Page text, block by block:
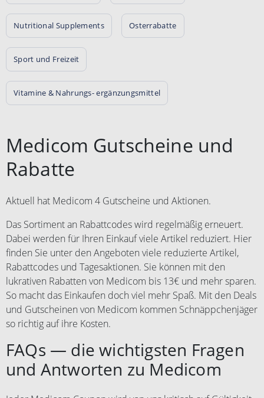
Nutritional Supplements Osterrabatte
Sport und Freizeit
Vitamine & Nahrungs- ergänzungsmittel
Medicom Gutscheine und
Rabatte
Aktuell hat Medicom 4 Gutscheine und Aktionen.
Das Sortiment an Rabattcodes wird regelmäßig erneuert.
Dabei werden für Ihren Einkauf viele Artikel reduziert. Hier
finden Sie unter den Angeboten viele reduzierte Artikel,
Rabattcodes und Tagesaktionen. Sie können mit den
lukrativen Rabatten von Medicom bis 13€ und mehr sparen.
So macht das Einkaufen doch viel mehr Spaß. Mit den Deals
und Gutscheinen von Medicom kommen Schnäppchenjäger
so richtig auf ihre Kosten.
FAQs — die wichtigsten Fragen
und Antworten zu Medicom